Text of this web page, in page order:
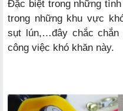
Đặc biệt trong những
trong những khu vực
sụt lún,…đây chắc chắn
công việc khó khăn này.